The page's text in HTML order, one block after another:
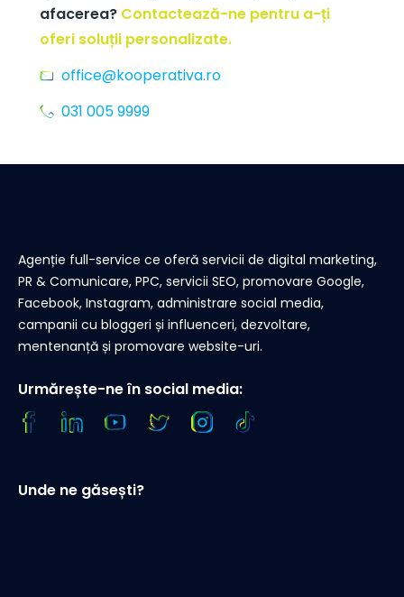
afacerea? Contactează-ne pentru a-ți
oferi soluții personalizate.
office@kooperativa.ro
031 005 9999
Agenție full-service ce oferă servicii de digital marketing,
PR & Comunicare, PPC, servicii SEO, promovare Google,
Facebook, Instagram, administrare social media,
campanii cu bloggeri și influenceri, dezvoltare,
mentenanță și promovare website-uri.
Urmărește-ne în social media:
Unde ne găsești?